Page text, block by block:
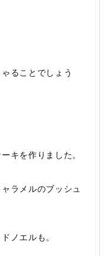
ることでしょう
キを作りました。
ラメルのブッシュ
ノエルも。